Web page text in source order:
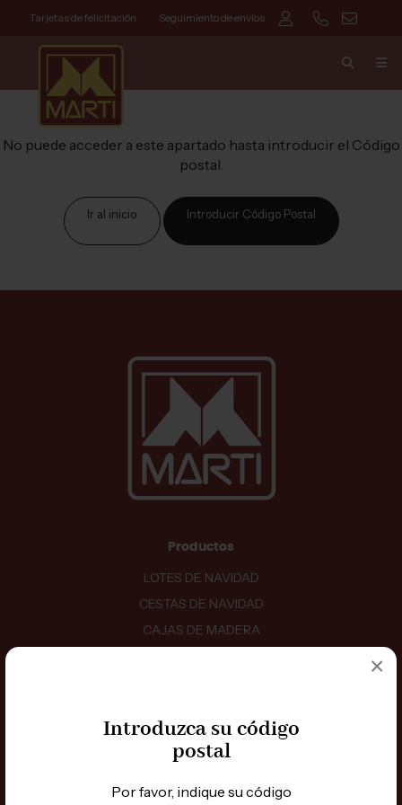
Introduzca su código
postal
Por favor, indique su código
×
Tarjetas de felicitación Seguimiento de envíos
No puede acceder a este apartado hasta introducir el Código
postal.
Ir al inicio Introducir Código Postal
Productos
LOTES DE NAVIDAD
CESTAS DE NAVIDAD
CAJAS DE MADERA
JAMONES
ESTUCHES
BODEGA